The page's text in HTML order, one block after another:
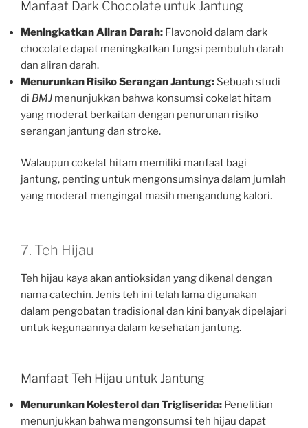
Manfaat Dark Chocolate untuk Jantung
Meningkatkan Aliran Darah: Flavonoid dalam dark
chocolate dapat meningkatkan fungsi pembuluh darah
dan aliran darah.
Menurunkan Risiko Serangan Jantung: Sebuah studi
di BMJ menunjukkan bahwa konsumsi cokelat hitam
yang moderat berkaitan dengan penurunan risiko
serangan jantung dan stroke.
Walaupun cokelat hitam memiliki manfaat bagi
jantung, penting untuk mengonsumsinya dalam jumlah
yang moderat mengingat masih mengandung kalori.
7. Teh Hijau
Teh hijau kaya akan antioksidan yang dikenal dengan
nama catechin. Jenis teh ini telah lama digunakan
dalam pengobatan tradisional dan kini banyak dipelajari
untuk kegunaannya dalam kesehatan jantung.
Manfaat Teh Hijau untuk Jantung
Menurunkan Kolesterol dan Trigliserida: Penelitian
menunjukkan bahwa mengonsumsi teh hijau dapat